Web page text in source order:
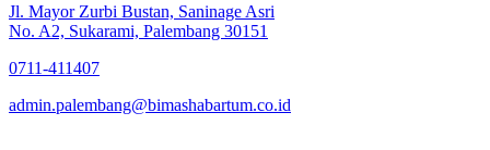
Jl. Mayor Zurbi Bustan, Saninage Asri
No. A2, Sukarami, Palembang 30151
0711-411407
admin.palembang@bimashabartum.co.id